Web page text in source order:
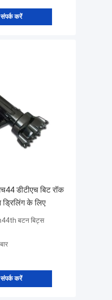
करें
डीटीएच बिट रॉक
ड्रिलिंग के लिए
बटन बिट्स
करें